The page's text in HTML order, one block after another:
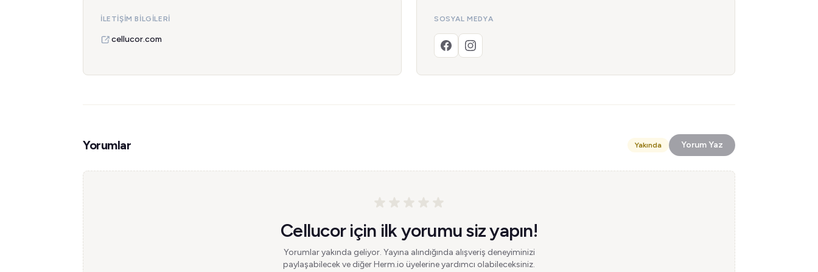
İLETIŞIM BILGILERI
cellucor.com
SOSYAL MEDYA
Yorumlar Yakında Yorum Yaz
Cellucor için ilk yorumu siz yapın!
Yorumlar yakında geliyor. Yayına alındığında alışveriş deneyiminizi
paylaşabilecek ve diğer Herm.io üyelerine yardımcı olabileceksiniz.